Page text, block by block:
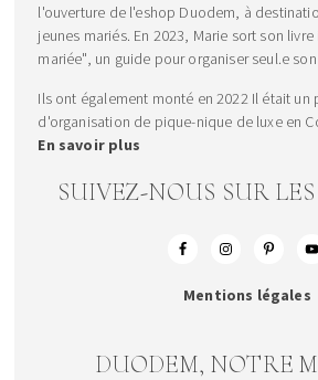
l'ouverture de l'eshop Duodem, à
jeunes mariés. En 2023, Marie sort son
mariée", un guide pour organiser seul.e
Ils ont également monté en 2022 Il était un
d'organisation de pique-nique de luxe en
En savoir plus
SUIVEZ-NOUS SUR
Mentions légales
DUODEM, NOTRE